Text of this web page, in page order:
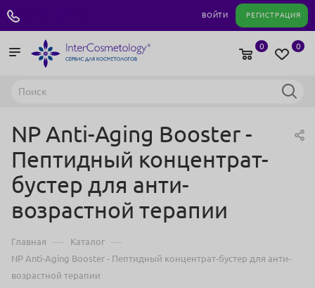
ВОЙТИ РЕГИСТРАЦИЯ
0
0
NP Anti-Aging Booster -
Пептидный концентрат-
бустер для анти-
возрастной терапии
Главная — Каталог —
NP Anti-Aging Booster - Пептидный концентрат-бустер для анти-
возрастной терапии